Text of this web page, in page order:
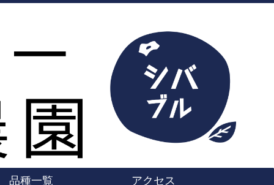
品種一覧 アクセス